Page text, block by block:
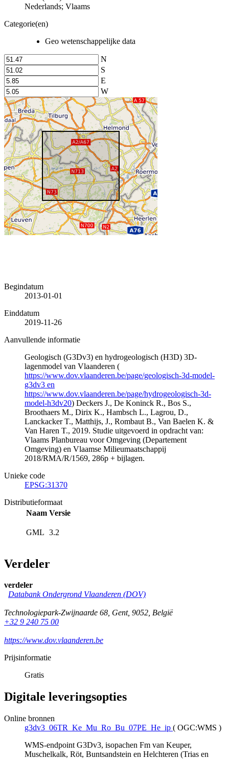
Nederlands; Vlaams
Categorie(en)
Geo wetenschappelijke data
N
S
E
W
Begindatum
2013-01-01
Einddatum
2019-11-26
Aanvullende informatie
Geologisch (G3Dv3) en hydrogeologisch (H3D) 3D-
lagenmodel van Vlaanderen (
https://www.dov.vlaanderen.be/page/geologisch-3d-model-
g3dv3 en
https://www.dov.vlaanderen.be/page/hydrogeologisch-3d-
model-h3dv20) Deckers J., De Koninck R., Bos S.,
Broothaers M., Dirix K., Hambsch L., Lagrou, D.,
Lanckacker T., Matthijs, J., Rombaut B., Van Baelen K. &
Van Haren T., 2019. Studie uitgevoerd in opdracht van:
Vlaams Planbureau voor Omgeving (Departement
Omgeving) en Vlaamse Milieumaatschappij
2018/RMA/R/1569, 286p + bijlagen.
Unieke code
EPSG:31370
Distributieformaat
Naam Versie
GML 3.2
Verdeler
verdeler
Databank Ondergrond Vlaanderen (DOV)
Technologiepark-Zwijnaarde 68, Gent, 9052, België
+32 9 240 75 00
https://www.dov.vlaanderen.be
Prijsinformatie
Gratis
Digitale leveringsopties
Online bronnen
g3dv3_06TR_Ke_Mu_Ro_Bu_07PE_He_ip ( OGC:WMS )
WMS-endpoint G3Dv3, isopachen Fm van Keuper,
Muschelkalk, Röt, Buntsandstein en Helchteren (Trias en